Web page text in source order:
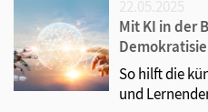
Mit KI in der
So hilft die
und